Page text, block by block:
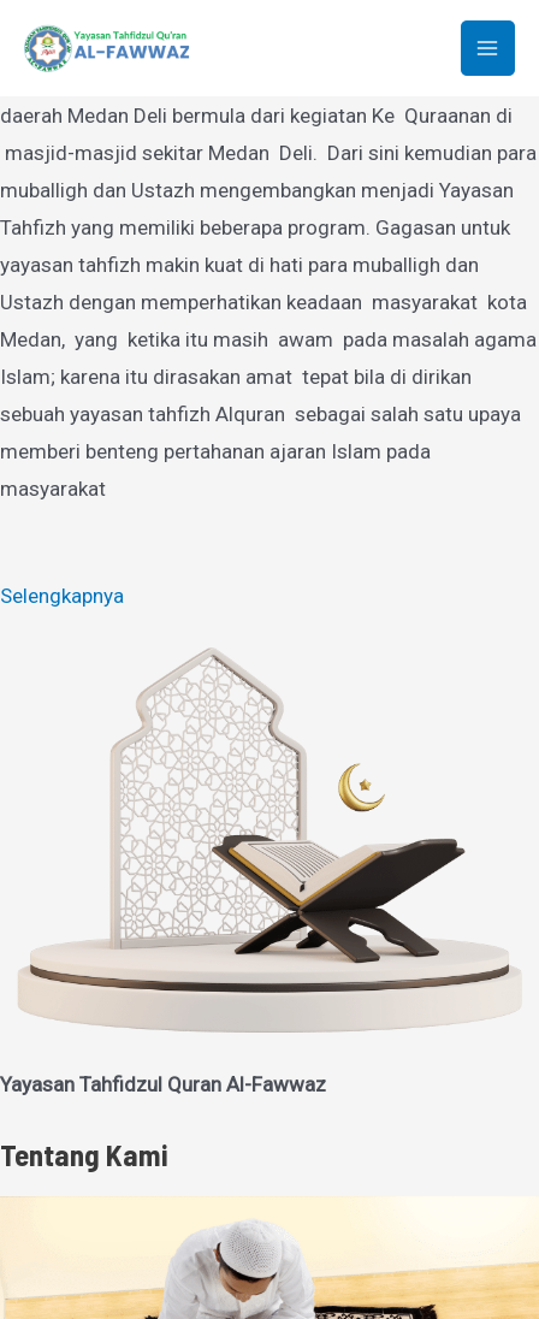
Yayasan Tahfidzul Quran Al-Fawwaz
Yayasan Tahfidzul Quran Al-Fawwaz Medan yang berdiri di
daerah Medan Deli bermula dari kegiatan Ke Quraanan di
masjid-masjid sekitar Medan Deli. Dari sini kemudian para
muballigh dan Ustazh mengembangkan menjadi Yayasan
Tahfizh yang memiliki beberapa program. Gagasan untuk
yayasan tahfizh makin kuat di hati para muballigh dan
Ustazh dengan memperhatikan keadaan masyarakat kota
Medan, yang ketika itu masih awam pada masalah agama
Islam; karena itu dirasakan amat tepat bila di dirikan
sebuah yayasan tahfizh Alquran sebagai salah satu upaya
memberi benteng pertahanan ajaran Islam pada
masyarakat
Selengkapnya
Yayasan Tahfidzul Quran Al-Fawwaz
Tentang Kami